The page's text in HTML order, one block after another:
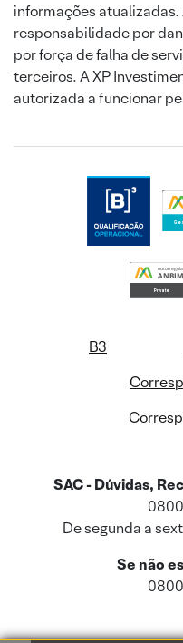
informações
responsabilidade por
por força de falha de
terceiros. A XP
autorizada a funcionar
B3
SAC - Dúvidas,
De segunda a
Se não